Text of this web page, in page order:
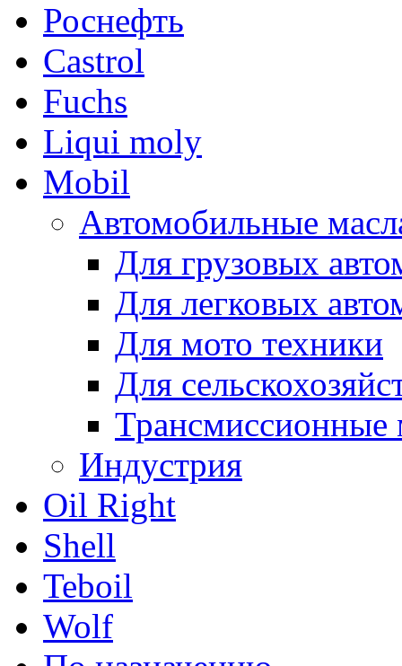
Роснефть
Castrol
Fuchs
Liqui moly
Mobil
Автомобильные
Для грузовых
Для легковых
Для мото техники
Для
Трансмиссионные
Индустрия
Oil Right
Shell
Teboil
Wolf